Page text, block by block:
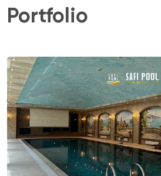
Portfolio